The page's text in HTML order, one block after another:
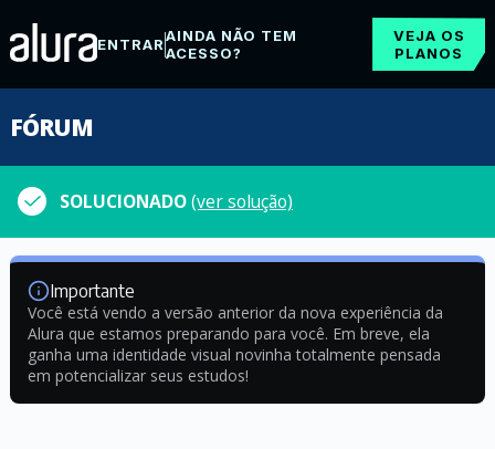
ENTRARAINDA NÃO TEM
ACESSO?
VEJA OS
PLANOS
FÓRUM
SOLUCIONADO(ver solução)
Importante
Você está vendo a versão anterior da nova experiência da
Alura que estamos preparando para você. Em breve, ela
ganha uma identidade visual novinha totalmente pensada
em potencializar seus estudos!